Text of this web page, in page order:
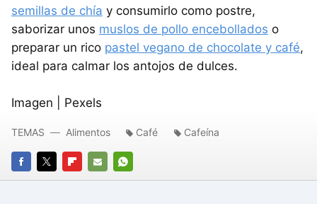
semillas de chía y consumirlo como postre,
saborizar unos muslos de pollo encebollados o
preparar un rico pastel vegano de chocolate y café,
ideal para calmar los antojos de dulces.
Imagen | Pexels
FACEBOOK
TWITTERFLIPBOARD
E-
WHATSAPP
TEMAS Alimentos Café Cafeína